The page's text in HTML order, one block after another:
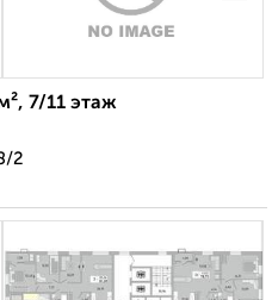
7/11 этаж
2